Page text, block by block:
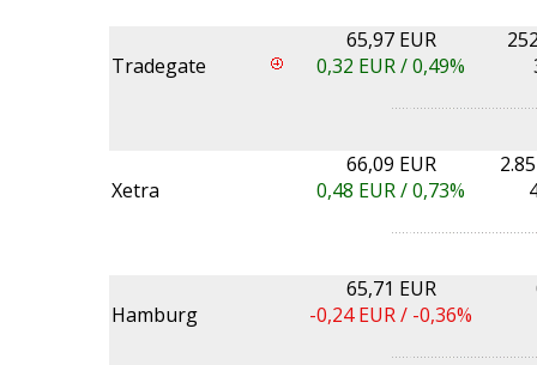
Tradegate
65,97 EUR
0,32 EUR /0,49%
Xetra
66,09 EUR
0,48 EUR /0,73%
Hamburg
65,71 EUR
-0,24EUR / -0,36%